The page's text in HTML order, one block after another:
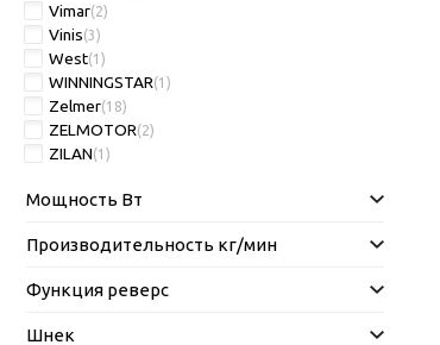
Vimar(2)
Vinis(3)
West(1)
WINNINGSTAR(1)
Zelmer(18)
ZELMOTOR(2)
ZILAN(1)
Мощность Вт
Производительность кг/мин
Функция реверс
Шнек